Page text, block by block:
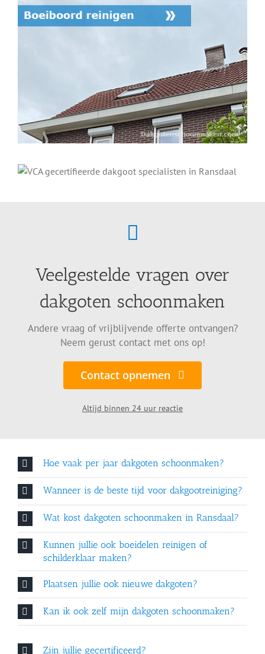
Veelgestelde vragen over
dakgoten schoonmaken
Andere vraag of vrijblijvende offerte ontvangen?
Neem gerust contact met ons op!
Contact opnemen
Altijd binnen 24 uur reactie
Hoe vaak per jaar dakgoten schoonmaken?
Wanneer is de beste tijd voor dakgootreiniging?
Wat kost dakgoten schoonmaken in Ransdaal?
Kunnen jullie ook boeidelen reinigen of
schilderklaar maken?
Plaatsen jullie ook nieuwe dakgoten?
Kan ik ook zelf mijn dakgoten schoonmaken?
Zijn jullie gecertificeerd?